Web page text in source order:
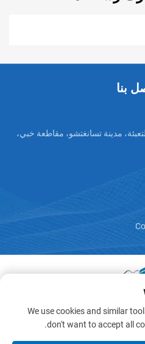
بنا
مدينة تسانغتشو، مقاطعة خبي،
الحقوق محفوظة © 2025 بواسطة دونغقوانغ هوايو عربة آلات
We use cookies and similar
don't want to accept all